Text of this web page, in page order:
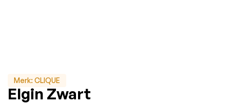
Merk: CLIQUE
Elgin Zwart